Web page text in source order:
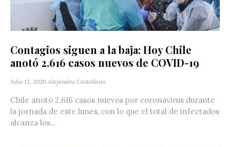
Contagios siguen a la baja: Hoy Chile
anotó 2.616 casos nuevos de COVID-19
Julio 13, 2020 Alejandra Castellano
Chile anotó 2.616 casos nuevos por coronavirus durante
la jornada de este lunes, con lo que el total de infectados
alcanza los...